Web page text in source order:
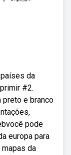
da
#2.
preto e branco
pode
europa para
da